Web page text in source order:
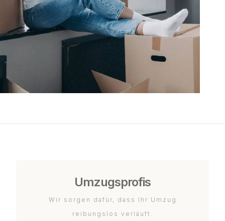
Umzugsprofis
Wir sorgen dafür, dass Ihr Umzug
reibungslos verläuft.